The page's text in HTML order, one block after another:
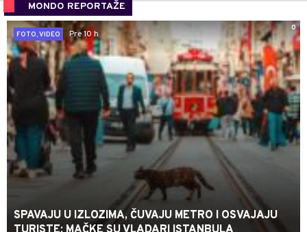
MONDO REPORTAŽE
0
FOTO, VIDEO
Pre 10 h
SPAVAJU U IZLOZIMA, ČUVAJU METRO I OSVAJAJU